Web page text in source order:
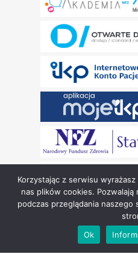
Copyright © Narodowy
Korzystając z serwisu
nas plików cookies.
podczas przeglądania naszego
Ok